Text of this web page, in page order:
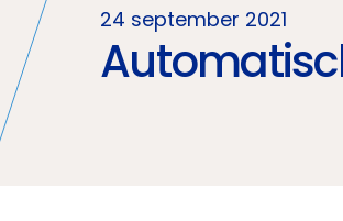
24 september 2021